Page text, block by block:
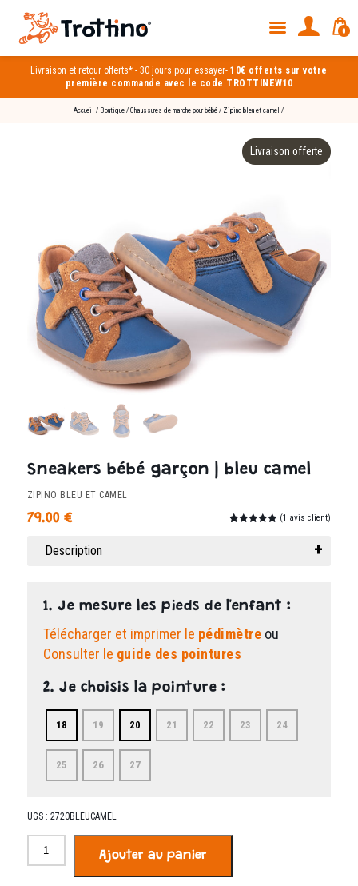
Livraison et retour offerts* -30 jours pour essayer-10€ offerts sur votre
première commande avec le code TROTTINEW10
0
Accueil / Boutique/ Chaussures de marche pour bébé/ Zipino bleu et camel /
Sneakers bébé garçon | bleu camel
ZIPINO BLEU ET CAMEL
(1 avis client)
79.00 €
Description
1. Je mesure les pieds de l'enfant :
Télécharger et imprimer le pédimètre ou
Consulter le guide des pointures
2. Je choisis la pointure :
18 19 20 21 22 23 24
25 26 27
UGS : 2720BLEUCAMEL
Ajouter au panier